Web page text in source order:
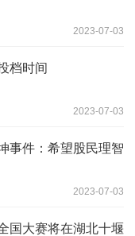
2023-07-03
档时间
2023-07-03
事件：希望股民理智
2023-07-03
国大赛将在湖北十堰